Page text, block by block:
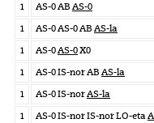
1
AS-0 AB AS-0
1
AS-0 AS-0 AB AS-la
1
AS-0AS-0X0
1
AS-0 IS-nor AB AS-la
1
AS-0 IS-norAS-la
1
AS-0 IS-nor IS-nor LO-eta